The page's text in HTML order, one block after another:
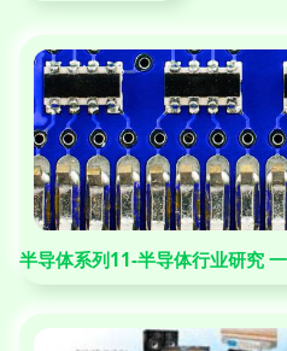
半导体系列11-半导体行业研究